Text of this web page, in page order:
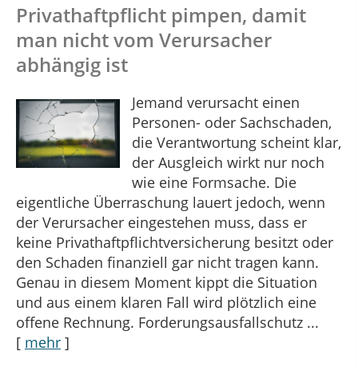
Privathaftpflicht pimpen, damit
man nicht vom Verursacher
abhängig ist
Jemand verursacht einen
Personen- oder Sachschaden,
die Verantwortung scheint klar,
der Ausgleich wirkt nur noch
wie eine Formsache. Die
eigentliche Überraschung lauert jedoch, wenn
der Verursacher eingestehen muss, dass er
keine Privathaftpflichtversicherung besitzt oder
den Schaden finanziell gar nicht tragen kann.
Genau in diesem Moment kippt die Situation
und aus einem klaren Fall wird plötzlich eine
offene Rechnung. Forderungsausfallschutz ...
[ mehr ]